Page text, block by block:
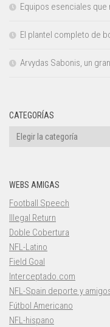
Equipos esenciales
El plantel completo de
Arvydas Sabonis, un
CATEGORÍAS
Categorías
WEBS AMIGAS
Football Speech
Illegal Return
Doble Cobertura
NFL-Latino
Field Goal
Interceptado.com
NFL-Spain deporte y
Fútbol Americano
NFL-hispano